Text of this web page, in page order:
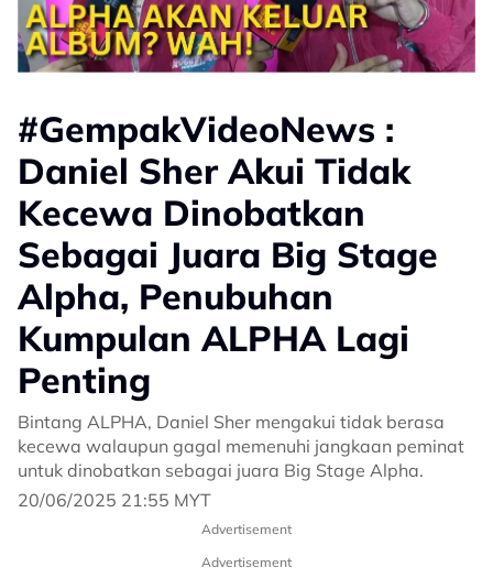
#GempakVideoNews :
Daniel Sher Akui Tidak
Kecewa Dinobatkan
Sebagai Juara Big Stage
Alpha, Penubuhan
Kumpulan ALPHA Lagi
Penting
Bintang ALPHA, Daniel Sher mengakui tidak berasa
kecewa walaupun gagal memenuhi jangkaan peminat
untuk dinobatkan sebagai juara Big Stage Alpha.
20/06/2025 21:55 MYT
Advertisement
Advertisement